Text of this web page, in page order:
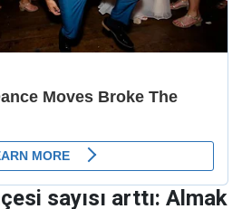
sayısı arttı: Almak